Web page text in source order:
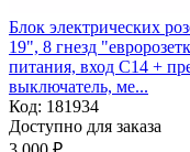
Блок электрических
19", 8 гнезд
питания, вход С14 +
выключатель, ме...
Код: 181934
Доступно для заказа